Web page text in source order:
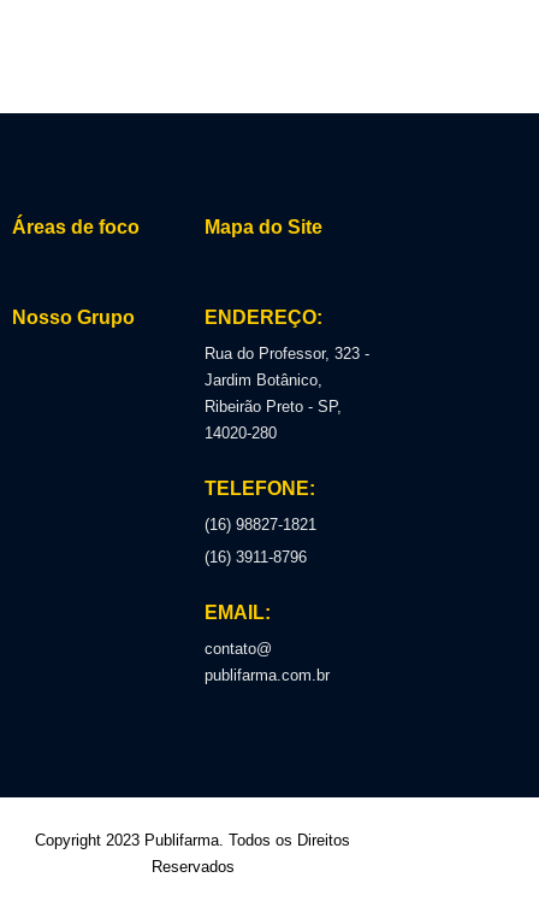
Áreas de foco Mapa do Site
Nosso Grupo ENDEREÇO:
Rua do Professor, 323 -
Jardim Botânico,
Ribeirão Preto - SP,
14020-280
TELEFONE:
(16) 98827-1821
(16) 3911-8796
EMAIL:
contato@
publifarma.com.br
Copyright 2023 Publifarma. Todos os Direitos
Reservados